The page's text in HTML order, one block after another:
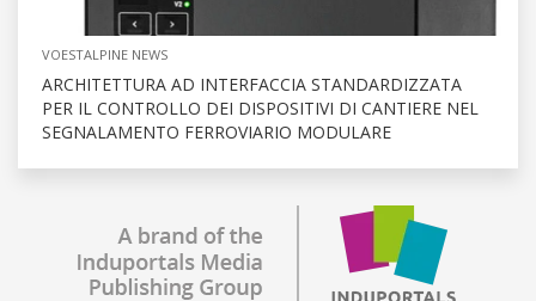
VOESTALPINE NEWS
ARCHITETTURA AD INTERFACCIA STANDARDIZZATA
PER IL CONTROLLO DEI DISPOSITIVI DI CANTIERE NEL
SEGNALAMENTO FERROVIARIO MODULARE